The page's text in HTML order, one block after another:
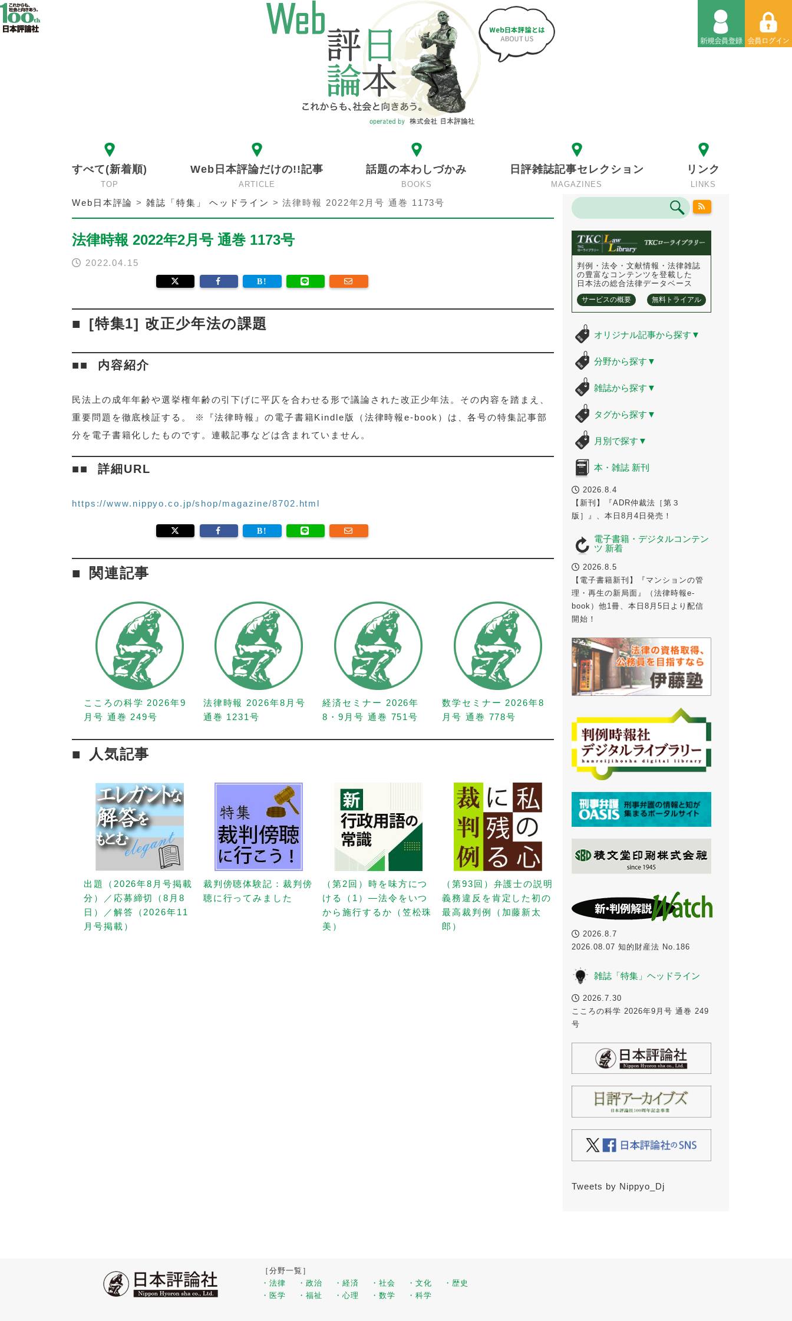
すべて(新着順)
TOP
Web日本評論だけの!!記事
ARTICLE
話題の本わしづかみ
BOOKS
日評雑誌記事セレクション
MAGAZINES
リンク
LINKS
Web日本評論 >雑誌「特集」 ヘッドライン >法律時報 2022年2月号 通巻 1173号
法律時報 2022年2月号 通巻 1173号
2022.04.15
[特集1] 改正少年法の課題
内容紹介
民法上の成年年齢や選挙権年齢の引下げに平仄を合わせる形で議論された改正少年法。その内容を踏まえ、
重要問題を徹底検証する。 ※『法律時報』の電子書籍Kindle版（法律時報e-book）は、各号の特集記事部
分を電子書籍化したものです。連載記事などは含まれていません。
詳細URL
https://www.nippyo.co.jp/shop/magazine/8702.html
関連記事
こころの科学 2026年9
月号 通巻 249号
法律時報 2026年8月号
通巻 1231号
経済セミナー 2026年
8・9月号 通巻 751号
数学セミナー 2026年8
月号 通巻 778号
人気記事
出題（2026年8月号掲載
分）／応募締切（8月8
日）／解答（2026年11
月号掲載）
裁判傍聴体験記：裁判傍
聴に行ってみました
（第2回）時を味方につ
ける（1）—法令をいつ
から施行するか（笠松珠
美）
（第93回）弁護士の説明
義務違反を肯定した初の
最高裁判例（加藤新太
郎）
判例・法令・文献情報・法律雑誌
の豊富なコンテンツを登載した
日本法の総合法律データベース
サービスの概要 無料トライアル
オリジナル記事から探す ▼
分野から探す ▼
雑誌から探す ▼
タグから探す ▼
月別で探す ▼
本・雑誌 新刊
2026.8.4
【新刊】『ADR仲裁法［第３
版］』、本日8月4日発売！
電子書籍・デジタルコンテン
ツ 新着
2026.8.5
【電子書籍新刊】『マンションの管
理・再生の新局面』（法律時報e-
book）他1冊、本日8月5日より配信
開始！
2026.8.7
2026.08.07 知的財産法 No.186
雑誌「特集」ヘッドライン
2026.7.30
こころの科学 2026年9月号 通巻 249
号
Tweets by Nippyo_Dj
［分野一覧］
・法律
・政治 ・経済 ・社会 ・文化
・歴史
・医学
・福祉 ・心理 ・数学 ・科学